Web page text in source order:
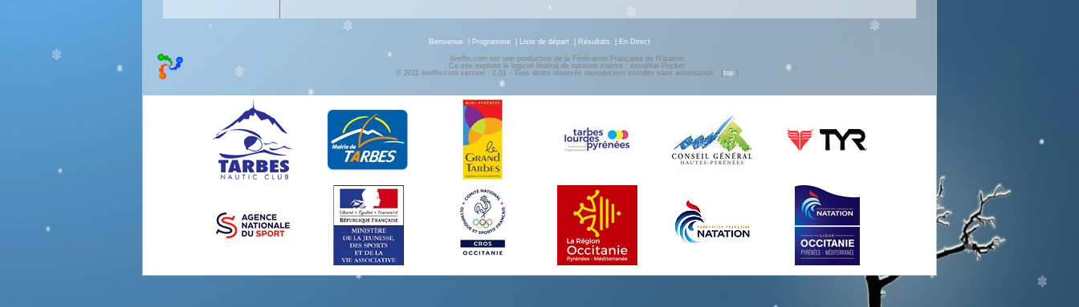
Bienvenue Programme Liste de départ Résultats En Direct
liveffn.com est une production de la Fédération Française de Natation
Ce site exploite le logiciel fédéral de natation course : extraNat-Pocket
© 2011 liveffn.com version : 2.01 - Tous droits réservés reproduction interdite sans autorisation
top ]